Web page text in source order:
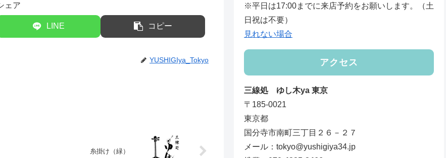
ェア
LINE コピー
YUSHIGIya_Tokyo
糸掛け（緑）
※平日は17:00までに来店予約をお願いします。（土
日祝は不要）
見れない場合
アクセス
三線処 ゆし木ya 東京
〒185-0021
東京都
国分寺市南町三丁目２６－２７
メール：tokyo@yushigiya34.jp